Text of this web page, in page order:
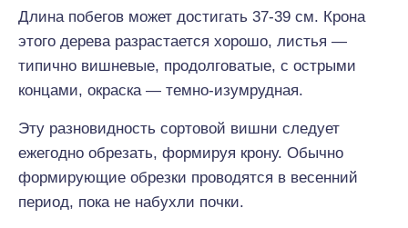
Длина побегов может достигать 37-39 см. Крона
этого дерева разрастается хорошо, листья —
типично вишневые, продолговатые, с острыми
концами, окраска — темно-изумрудная.
Эту разновидность сортовой вишни следует
ежегодно обрезать, формируя крону. Обычно
формирующие обрезки проводятся в весенний
период, пока не набухли почки.